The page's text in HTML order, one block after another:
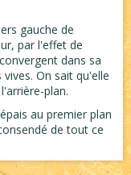
gauche de
par l'effet de
dans sa
On sait qu'elle
plan.
au premier plan
de tout ce